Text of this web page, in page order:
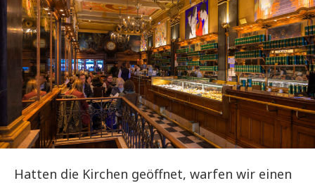
Hatten die Kirchen geöffnet, warfen wir einen